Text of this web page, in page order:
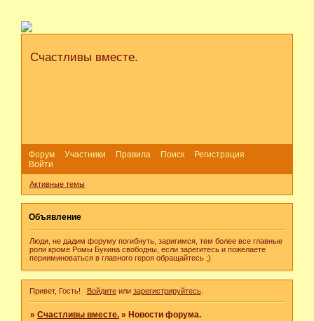
Счастливы вместе.
Форум Участники Правила Поиск
Регистрация
Войти
Активные темы
Объявление
Люди, не дадим форуму погибнуть, заригимся, тем более все главные
роли кроме Ромы Букина свободны, если зарегитесь и пожелаете
перииминоваться в главного героя обращайтесь ;)
Привет, Гость! Войдитеили зарегистрируйтесь.
»Счастливы вместе. » Новости форума.